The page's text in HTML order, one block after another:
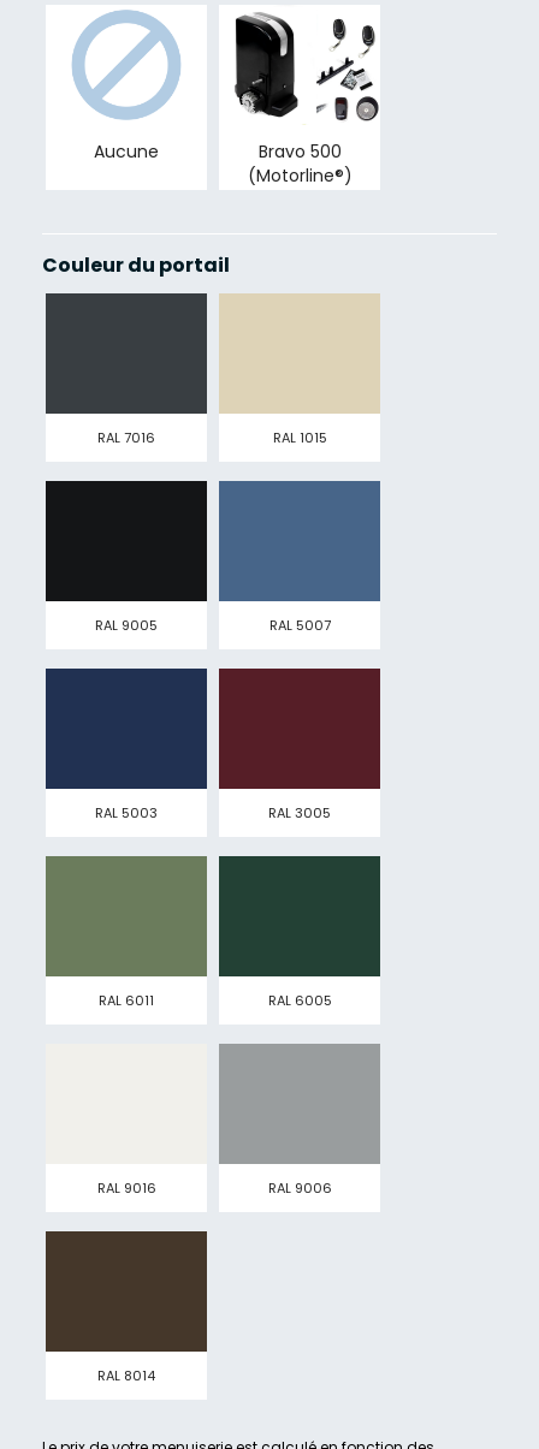
Aucune
Bravo 500
(Motorline®)
Couleur du portail
RAL 7016 RAL 1015
RAL 9005 RAL 5007
RAL 5003 RAL 3005
RAL 6011 RAL 6005
RAL 9016 RAL 9006
RAL 8014